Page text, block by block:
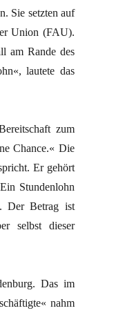
Sie setzten auf
Union (FAU).
am Rande des
lautete das
zum
Chance.« Die
Er gehört
Stundenlohn
Der Betrag ist
selbst dieser
Das im
nahm